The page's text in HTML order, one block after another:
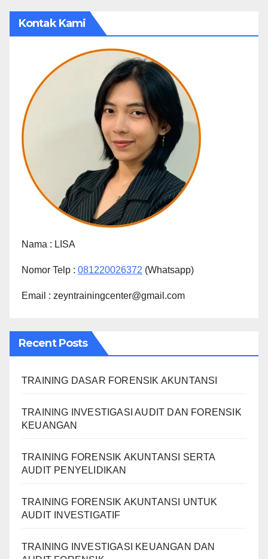
Kontak Kami
Nama : LISA
Nomor Telp : 081220026372 (Whatsapp)
Email : zeyntrainingcenter@gmail.com
Recent Posts
TRAINING DASAR FORENSIK AKUNTANSI
TRAINING INVESTIGASI AUDIT DAN FORENSIK
KEUANGAN
TRAINING FORENSIK AKUNTANSI SERTA
AUDIT PENYELIDIKAN
TRAINING FORENSIK AKUNTANSI UNTUK
AUDIT INVESTIGATIF
TRAINING INVESTIGASI KEUANGAN DAN